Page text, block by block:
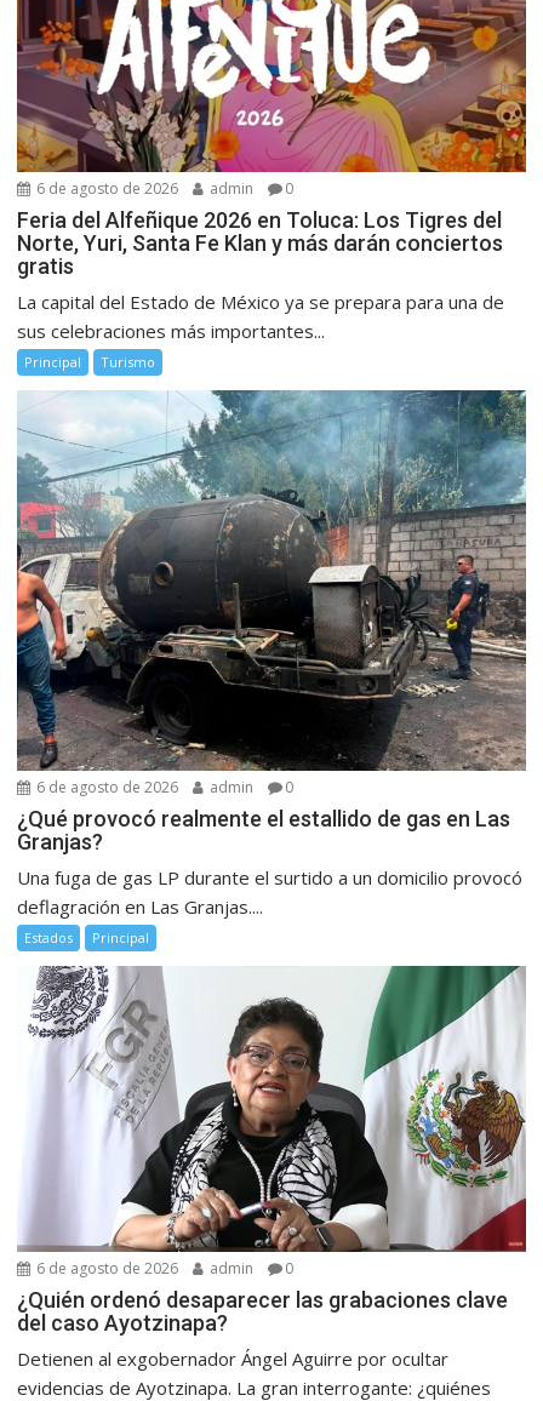
6 de agosto de 2026 admin 0
Feria del Alfeñique 2026 en Toluca: Los Tigres del
Norte, Yuri, Santa Fe Klan y más darán conciertos
gratis
La capital del Estado de México ya se prepara para una de
sus celebraciones más importantes...
Principal Turismo
6 de agosto de 2026 admin 0
¿Qué provocó realmente el estallido de gas en Las
Granjas?
Una fuga de gas LP durante el surtido a un domicilio provocó
deflagración en Las Granjas....
Estados Principal
6 de agosto de 2026 admin 0
¿Quién ordenó desaparecer las grabaciones clave
del caso Ayotzinapa?
Detienen al exgobernador Ángel Aguirre por ocultar
evidencias de Ayotzinapa. La gran interrogante: ¿quiénes